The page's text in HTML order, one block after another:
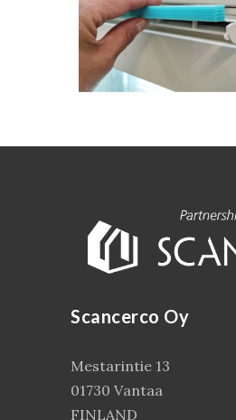
Scancerco Oy
Mestarintie 13
01730 Vantaa
FINLAND